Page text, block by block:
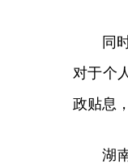
同
对于个
政贴息
湖